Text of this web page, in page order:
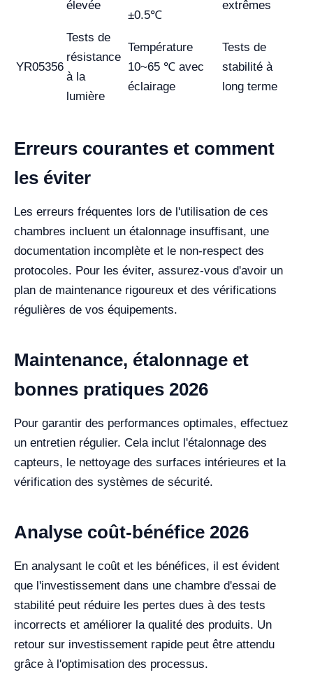
élevée
±0.5℃
extrêmes
YR05356
Tests de
résistance
à la
lumière
Température
10~65 ℃ avec
éclairage
Tests de
stabilité à
long terme
Erreurs courantes et comment
les éviter
Les erreurs fréquentes lors de l'utilisation de ces
chambres incluent un étalonnage insuffisant, une
documentation incomplète et le non-respect des
protocoles. Pour les éviter, assurez-vous d'avoir un
plan de maintenance rigoureux et des vérifications
régulières de vos équipements.
Maintenance, étalonnage et
bonnes pratiques 2026
Pour garantir des performances optimales, effectuez
un entretien régulier. Cela inclut l'étalonnage des
capteurs, le nettoyage des surfaces intérieures et la
vérification des systèmes de sécurité.
Analyse coût-bénéfice 2026
En analysant le coût et les bénéfices, il est évident
que l'investissement dans une chambre d'essai de
stabilité peut réduire les pertes dues à des tests
incorrects et améliorer la qualité des produits. Un
retour sur investissement rapide peut être attendu
grâce à l'optimisation des processus.